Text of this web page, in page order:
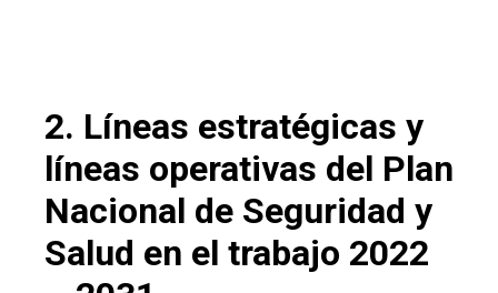
2. Líneas estratégicas y
líneas operativas del Plan
Nacional de Seguridad y
Salud en el trabajo 2022